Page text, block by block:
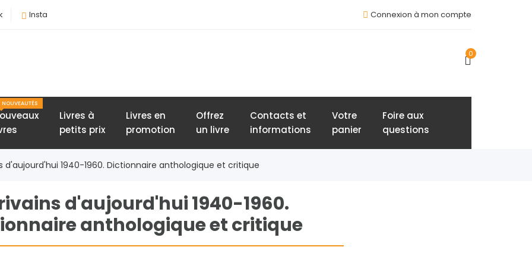
Insta Connexion à mon compte
0
NOUVEAUTÉS
Livres à
petits prix
Livres en
promotion
Offrez
un livre
Contacts et
informations
Votre
panier
Foire aux
questions
d'aujourd'hui 1940-1960. Dictionnaire anthologique et critique
d'aujourd'hui 1940-1960.
anthologique et critique